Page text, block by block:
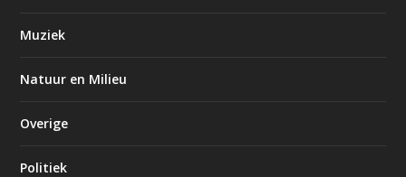
Muziek
Natuur en Milieu
Overige
Politiek